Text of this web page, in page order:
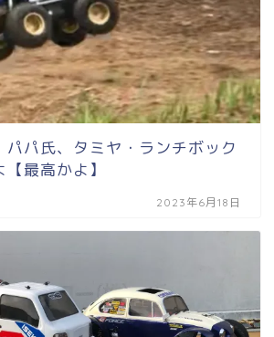
パパ氏、タミヤ・ランチボック
最高かよ】
2023年6月18日